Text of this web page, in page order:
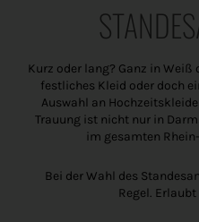
Kurz oder lang? Ganz in
festliches Kleid oder doch
Auswahl an
Trauung ist nicht nur in
im gesamten
Bei der Wahl des
Regel.